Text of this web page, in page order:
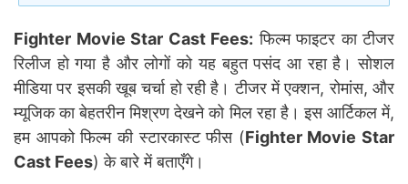
Fighter Movie Star Cast Fees: फिल्म फाइटर का टीजर
रिलीज हो गया है और लोगों को यह बहुत पसंद आ रहा है। सोशल
मीडिया पर इसकी खूब चर्चा हो रही है। टीजर में एक्शन, रोमांस, और
म्यूजिक का बेहतरीन मिश्रण देखने को मिल रहा है। इस आर्टिकल में,
हम आपको फिल्म की स्टारकास्ट फीस (Fighter Movie Star
Cast Fees) के बारे में बताएँगे।